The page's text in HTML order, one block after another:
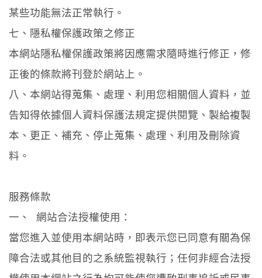
某些功能無法正常執行。
七、隱私權保護政策之修正
本網站隱私權保護政策將因應需求隨時進行修正，修
正後的條款將刊登於網站上。
八、本網站得蒐集、處理、利用您相關個人資料，並
告知得依據個人資料保護法規定提供閱覽、製給複製
本、更正、補充、停止蒐集、處理、利用及刪除資
料。
服務條款
一、 網站合法授權使用：
當您進入並使用本網站時，即表示您已同意有關為保
障合法或其他目的之系統監視執行；任何非經合法授